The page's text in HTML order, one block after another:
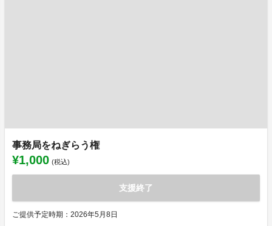
事務局をねぎらう権
¥1,000 (税込)
支援終了
ご提供予定時期：2026年5月8日